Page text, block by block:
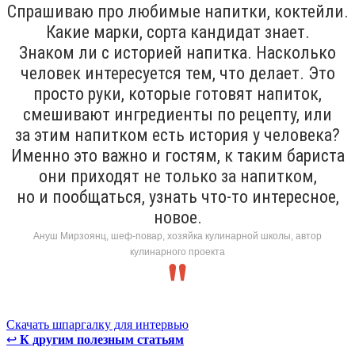
Спрашиваю про любимые напитки, коктейли.
Какие марки, сорта кандидат знает.
Знаком ли с историей напитка. Насколько
человек интересуется тем, что делает. Это
просто руки, которые готовят напиток,
смешивают ингредиенты по рецепту, или
за этим напитком есть история у человека?
Именно это важно и гостям, к таким бариста
они приходят не только за напитком,
но и пообщаться, узнать что-то интересное,
новое.
Ануш Мирзоянц, шеф-повар, хозяйка кулинарной школы, автор
кулинарного проекта
Скачать шпаргалку для интервью
↩ К другим полезным статьям